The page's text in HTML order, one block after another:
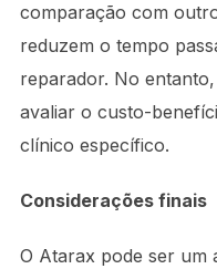
comparação com
reduzem o tempo
reparador. No
avaliar o custo-
clínico específico.
Considerações finais
O Atarax pode ser um